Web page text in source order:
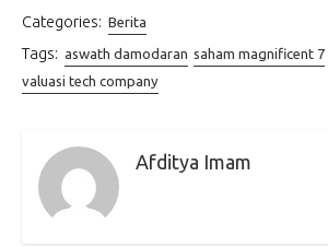
Categories: Berita
Tags: aswath damodaran saham magnificent 7
valuasi tech company
Afditya Imam